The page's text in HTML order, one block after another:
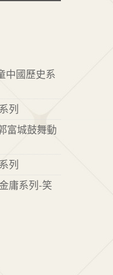
中國歷史系
列
富城鼓舞動
列
庸系列-笑